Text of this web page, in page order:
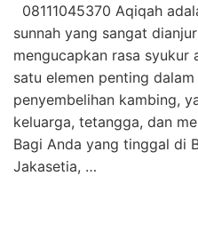
08111045370 Aqiqah
sunnah yang sangat
mengucapkan rasa syukur
satu elemen penting
penyembelihan kambing,
keluarga, tetangga, dan
Bagi Anda yang tinggal di
Jakasetia, …